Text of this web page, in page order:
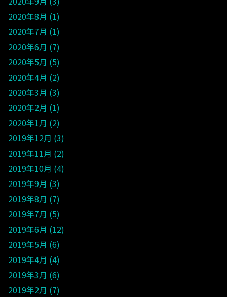
2020年8月 1
2020年7月 1
2020年6月 7
2020年5月 5
2020年4月 2
2020年3月 3
2020年2月 1
2020年1月 2
2019年12月 3
2019年11月 2
2019年10月 4
2019年9月 3
2019年8月 7
2019年7月 5
2019年6月 12
2019年5月 6
2019年4月 4
2019年3月 6
2019年2月 7